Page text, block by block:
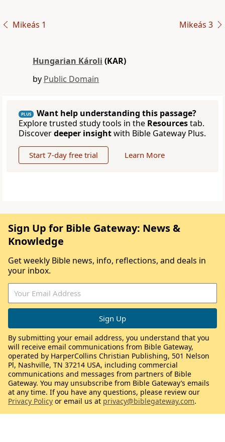
Mikeás 1 Mikeás 3
Hungarian Károli (KAR)
by Public Domain
PLUS
Want help understanding this passage?
Explore trusted study tools in the Resourcestab.
Discoverdeeper insightwith Bible Gateway Plus.
Start 7-day free trial Learn More
Sign Up for Bible Gateway: News &
Knowledge
Get weekly Bible news, info, reflections, and deals in
your inbox.
By submitting your email address, you understand that you
will receive email communications from Bible Gateway,
operated by HarperCollins Christian Publishing, 501 Nelson
Pl, Nashville, TN 37214 USA, including commercial
communications and messages from partners of Bible
Gateway. You may unsubscribe from Bible Gateway’s emails
at any time. If you have any questions, please review our
Privacy Policy or email us at privacy@biblegateway.com.